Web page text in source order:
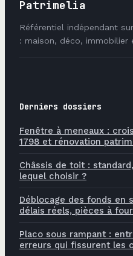
Patrimelia
Référentiel indépendant
: maison, déco, immobilier
Derniers dossiers
Fenêtre à meneaux :
1798 et rénovation
Châssis de toit :
lequel choisir ?
Déblocage des fonds en
délais réels, pièces à
Placo sous rampant :
erreurs qui fissurent les